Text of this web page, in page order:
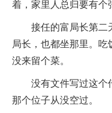
着，家里人总归要有个
接任的富局长第二
局长，也都坐那里。
没来留个菜。
没有文件写过这个传
那个位子从没空过。